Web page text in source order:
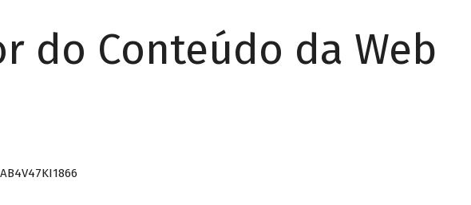
do Conteúdo da Web